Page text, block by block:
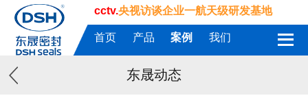
cctv.央视访谈企业一航天级研发基地
首页 产品 案例 我们
东晟动态